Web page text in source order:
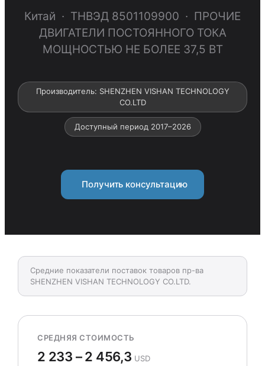
Китай · ТНВЭД 8501109900 · ПРОЧИЕ
ДВИГАТЕЛИ ПОСТОЯННОГО ТОКА
МОЩНОСТЬЮ НЕ БОЛЕЕ 37,5 ВТ
Производитель: SHENZHEN VISHAN TECHNOLOGY
CO.LTD
Доступный период 2017–2026
Получить консультацию
Средние показатели поставок товаров пр-ва
SHENZHEN VISHAN TECHNOLOGY CO.LTD.
СРЕДНЯЯ СТОИМОСТЬ
2 233 – 2 456,3 USD